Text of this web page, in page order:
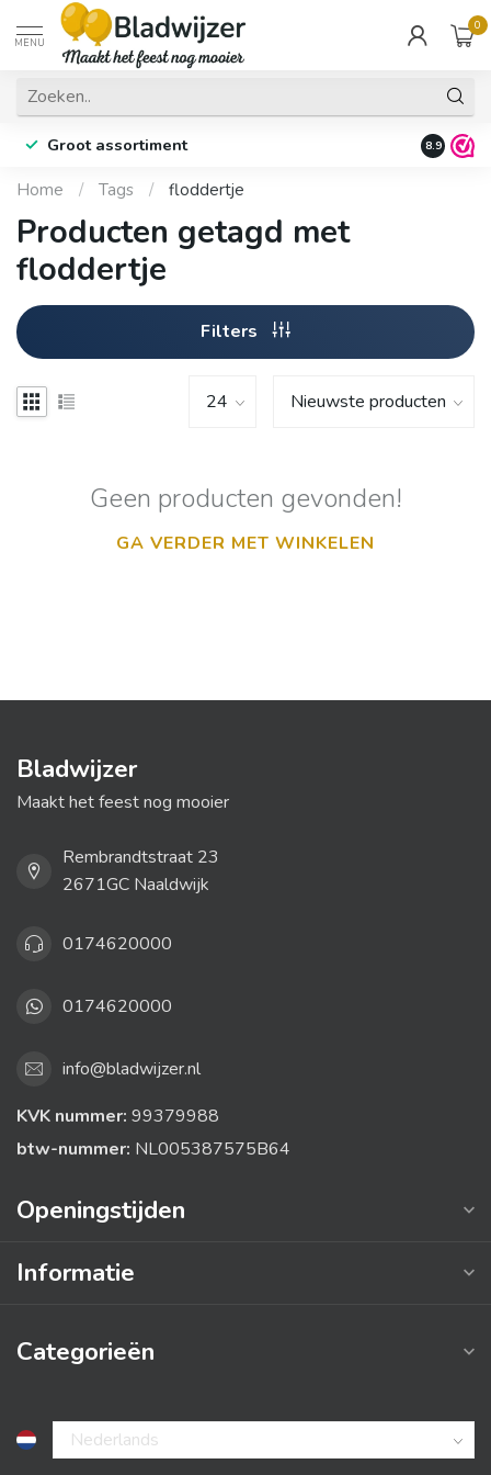
MENU
0
Groot assortiment Fysieke
8.9
Home / Tags / floddertje
Producten getagd met
floddertje
Filters
Geen producten gevonden!
GA VERDER MET WINKELEN
Bladwijzer
Maakt het feest nog mooier
Rembrandtstraat 23
2671GC Naaldwijk
0174620000
0174620000
info@bladwijzer.nl
KVK nummer: 99379988
btw-nummer: NL005387575B64
Openingstijden
Informatie
Categorieën